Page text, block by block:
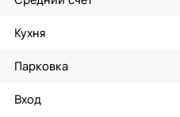
Кухня
Парковка
Вход